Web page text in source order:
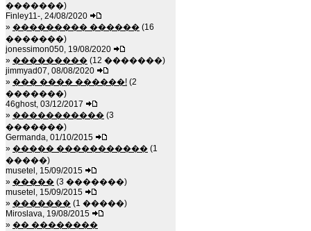
�������)
Finley11-, 24/08/2020
» ��������� ������ (16
�������)
jonessimon050, 19/08/2020
» ��������� (12 �������)
jimmyad07, 08/08/2020
» ��� ���� ������! (2
�������)
46ghost, 03/12/2017
» ����������� (3
�������)
Germanda, 01/10/2015
» ����� ����������� (1
�����)
musetel, 15/09/2015
» ����� (3 �������)
musetel, 15/09/2015
» ������� (1 �����)
Miroslava, 19/08/2015
» �� ��������